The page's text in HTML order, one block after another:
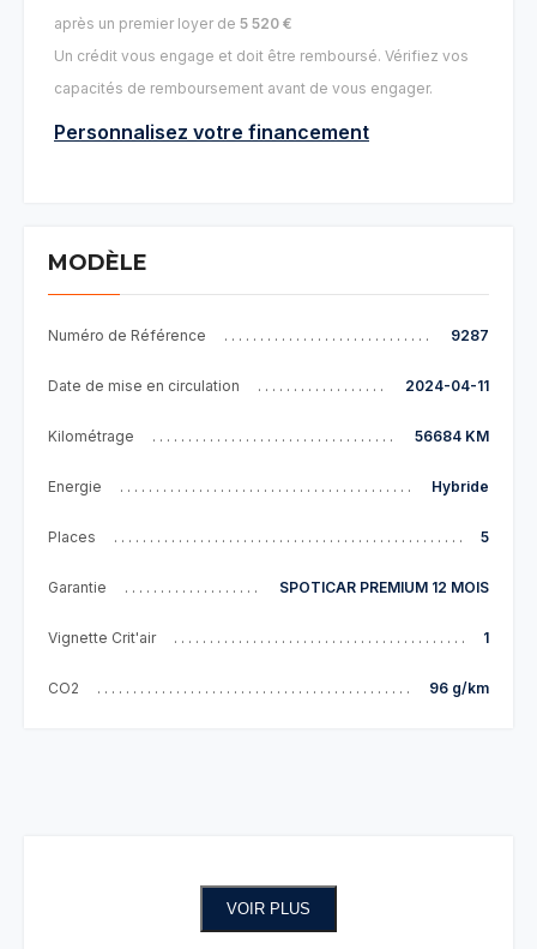
après un premier loyer de 5 520 €
Un crédit vous engage et doit être remboursé. Vérifiez vos
capacités de remboursement avant de vous engager.
Personnalisez votre financement
MODÈLE
Numéro de Référence 9287
Date de mise en circulation 2024-04-11
Kilométrage 56684 KM
Energie Hybride
Places 5
Garantie SPOTICAR PREMIUM 12 MOIS
Vignette Crit'air 1
CO2 96 g/km
VOIR PLUS